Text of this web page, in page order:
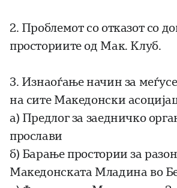
2. Проблемот со отказот со
просториите од Мак. Клуб.
3. Изнаоѓање начин за
на сите Македонски
а) Предлог за заедничко
прослави
б) Барање простории за
Македонската Младина во